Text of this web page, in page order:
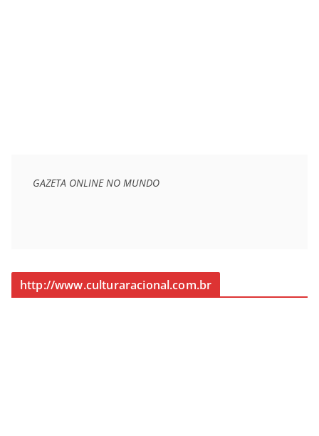
GAZETA ONLINE NO MUNDO
http://www.culturaracional.com.br